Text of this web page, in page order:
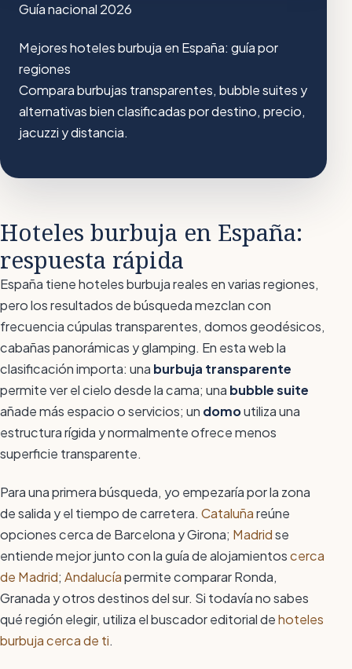
Guía nacional 2026
Mejores hoteles burbuja en España: guía por
regiones
Compara burbujas transparentes, bubble suites y
alternativas bien clasificadas por destino, precio,
jacuzzi y distancia.
Hoteles burbuja en España:
respuesta rápida
España tiene hoteles burbuja reales en varias regiones,
pero los resultados de búsqueda mezclan con
frecuencia cúpulas transparentes, domos geodésicos,
cabañas panorámicas y glamping. En esta web la
clasificación importa: una burbuja transparente
permite ver el cielo desde la cama; una bubble suite
añade más espacio o servicios; un domoutiliza una
estructura rígida y normalmente ofrece menos
superficie transparente.
Para una primera búsqueda, yo empezaría por la zona
de salida y el tiempo de carretera. Cataluñareúne
opciones cerca de Barcelona y Girona; Madridse
entiende mejor junto con la guía de alojamientoscerca
de Madrid; Andalucíapermite comparar Ronda,
Granada y otros destinos del sur. Si todavía no sabes
qué región elegir, utiliza el buscador editorial dehoteles
burbuja cerca de ti.